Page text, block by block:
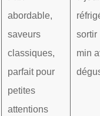
abordable,
saveurs
classiques,
parfait pour
petites
attentions
sortir
min